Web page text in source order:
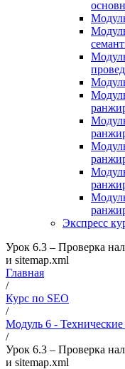
Экспресс
Урок 6.3 – Проверка
и sitemap.xml
Главная
/
Курс по SEO
/
Модуль 6 -
/
Урок 6.3 – Проверка
и sitemap.xml